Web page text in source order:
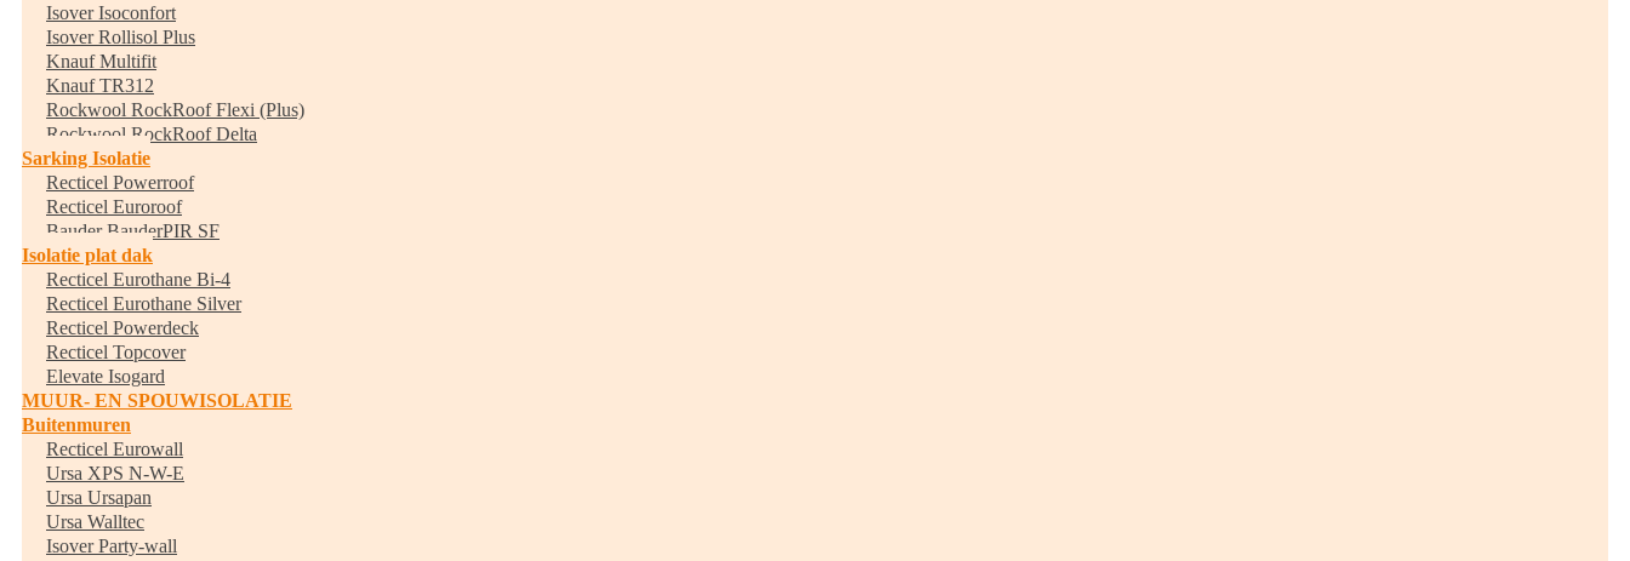
Isover Isoconfort
Isover Rollisol Plus
Knauf Multifit
Knauf TR312
Rockwool RockRoof Flexi (Plus)
Rockwool RockRoof Delta
Sarking Isolatie
Recticel Powerroof
Recticel Euroroof
Bauder BauderPIR SF
Isolatie plat dak
Recticel Eurothane Bi-4
Recticel Eurothane Silver
Recticel Powerdeck
Recticel Topcover
Elevate Isogard
MUUR- EN SPOUWISOLATIE
Buitenmuren
Recticel Eurowall
Ursa XPS N-W-E
Ursa Ursapan
Ursa Walltec
Isover Party-wall